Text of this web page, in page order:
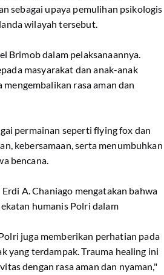
sebagai upaya pemulihan psikologis
wilayah tersebut.
Brimob dalam pelaksanaannya.
masyarakat dan anak-anak
rasa aman dan
permainan seperti flying fox dan
kebersamaan, serta menumbuhkan
bencana.
A. Chaniago mengatakan bahwa
humanis Polri dalam
juga memberikan perhatian pada
yang terdampak. Trauma healing ini
dengan rasa aman dan nyaman,"